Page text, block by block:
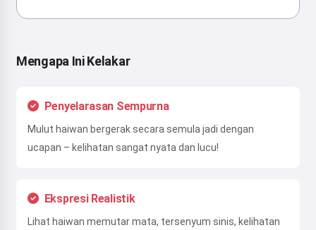
Mengapa Ini Kelakar
Penyelarasan Sempurna
Mulut haiwan bergerak secara semula jadi dengan
ucapan – kelihatan sangat nyata dan lucu!
Ekspresi Realistik
Lihat haiwan memutar mata, tersenyum sinis, kelihatan